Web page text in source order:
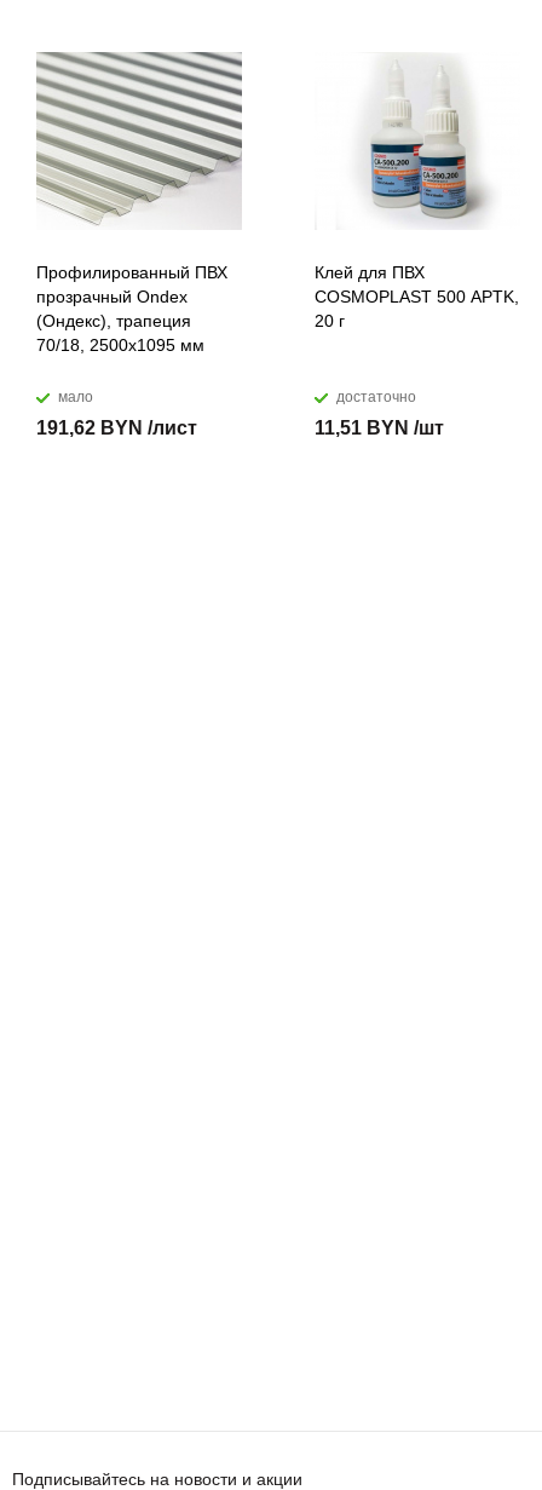
Профилированный ПВХ
прозрачный Ondex
(Ондекс), трапеция
70/18, 2500х1095 мм
мало
191,62 BYN /лист
Клей для ПВХ
COSMOPLAST 500 APTK,
20 г
достаточно
11,51 BYN /шт
Подписывайтесь на новости и акции